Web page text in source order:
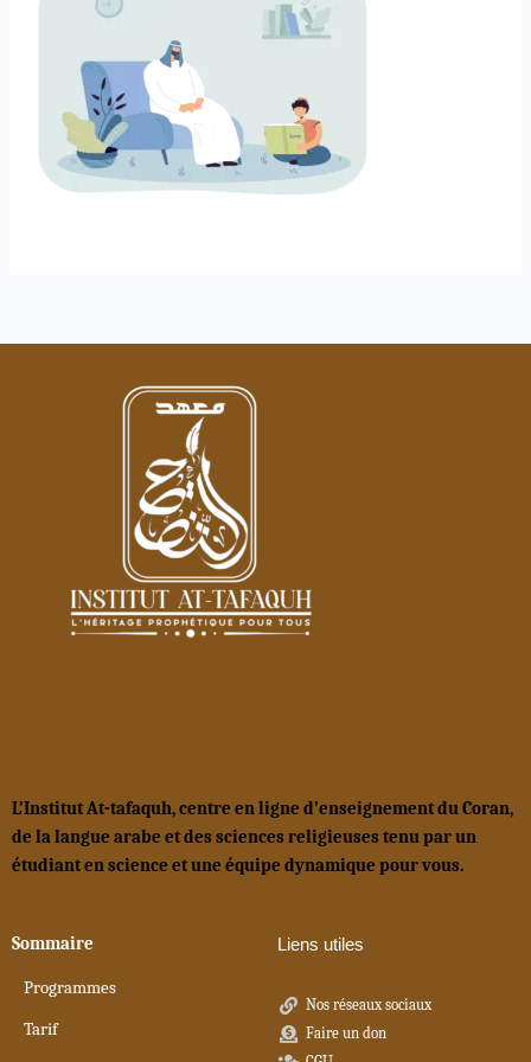
L’Institut At-tafaquh, centre en ligne d’enseignement du Coran,
de la langue arabe et des sciences religieuses tenu par un
étudiant en science et une équipe dynamique pour vous.
Sommaire
Programmes
Tarif
Liens utiles
Nos réseaux sociaux
Faire un don